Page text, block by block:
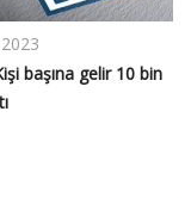
başına gelir 10 bin